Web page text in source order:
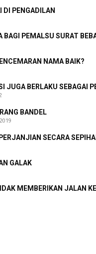
PENGADILAN
PEMALSU SURAT
NAMA BAIK?
JUGA BERLAKU SEBAGAI
BANDEL
SECARA
GALAK
MEMBERIKAN JALAN